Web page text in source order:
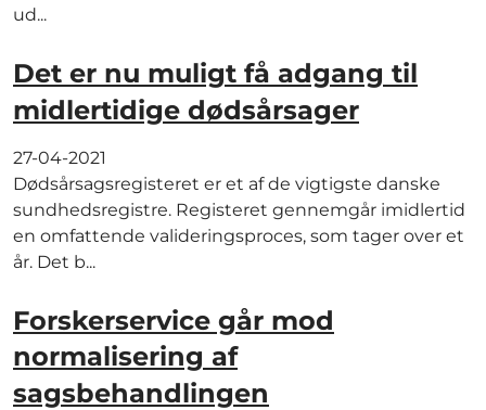
ud...
Det er nu muligt få adgang til
midlertidige dødsårsager
27-04-2021
Dødsårsagsregisteret er et af de vigtigste danske
sundhedsregistre. Registeret gennemgår imidlertid
en omfattende valideringsproces, som tager over et
år. Det b...
Forskerservice går mod
normalisering af
sagsbehandlingen